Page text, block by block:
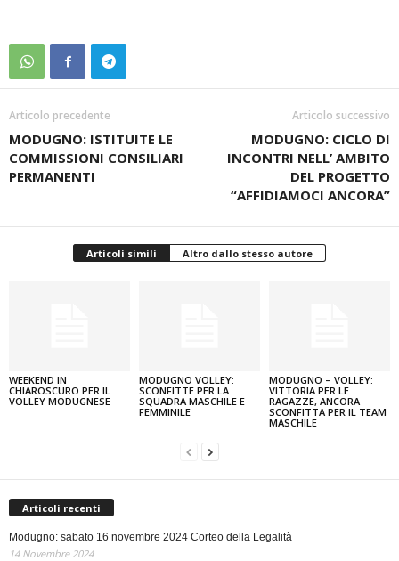
Articolo precedente
MODUGNO: ISTITUITE LE
COMMISSIONI CONSILIARI
PERMANENTI
Articolo successivo
MODUGNO: CICLO DI
INCONTRI NELL’ AMBITO
DEL PROGETTO
“AFFIDIAMOCI ANCORA”
Articoli simili Altro dallo stesso autore
WEEKEND IN
CHIAROSCURO PER IL
VOLLEY MODUGNESE
MODUGNO VOLLEY:
SCONFITTE PER LA
SQUADRA MASCHILE E
FEMMINILE
MODUGNO – VOLLEY:
VITTORIA PER LE
RAGAZZE, ANCORA
SCONFITTA PER IL TEAM
MASCHILE
Articoli recenti
Modugno: sabato 16 novembre 2024 Corteo della Legalità
14 Novembre 2024